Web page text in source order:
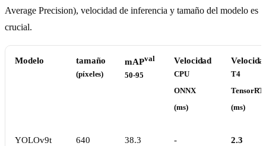
Average Precision), velocidad de inferencia y tamaño del modelo es
crucial.
Modelo tamaño
(píxeles)
mAPval
50-95
Velocidad
CPU
ONNX
(ms)
T4
(ms)
YOLOv9t 640 38.3 - 2.3